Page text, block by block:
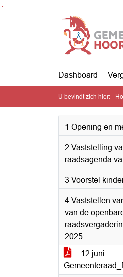
Dashboard
U bevindt zich hier:
1 Opening en
2 Vaststelling
raadsagenda
3 Voorstel
4 Vaststellen
van de
2025
12 juni